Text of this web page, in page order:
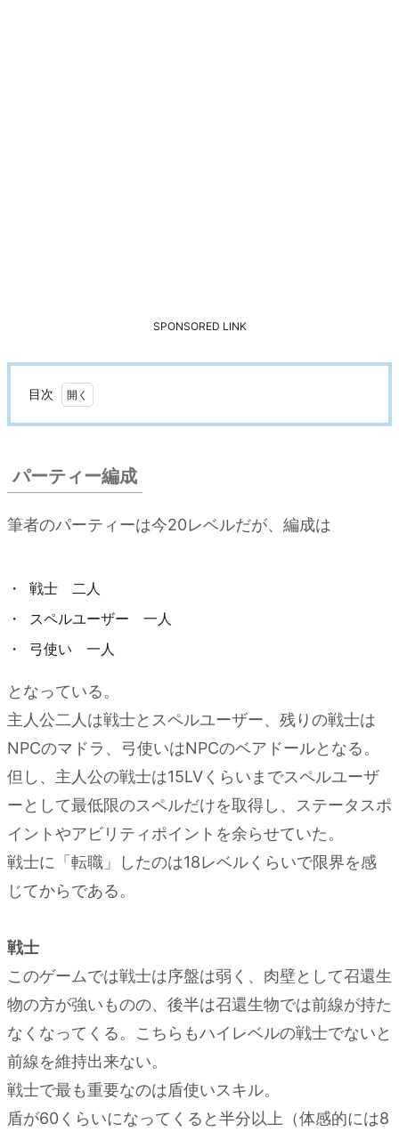
SPONSORED LINK
目次
1.
ー
テ
ィ
ー
成
2.
方法
3.
戦闘
4.
難易
度
5.
探索
6.
詰ま
りそ
うな
場所
のヒ
ント
パーティー編成
筆者のパーティーは今20レベルだが、編成は
戦士 二人
スペルユーザー 一人
弓使い 一人
となっている。
主人公二人は戦士とスペルユーザー、残りの戦士は
NPCのマドラ、弓使いはNPCのベアドールとなる。
但し、主人公の戦士は15LVくらいまでスペルユーザ
ーとして最低限のスペルだけを取得し、ステータスポ
イントやアビリティポイントを余らせていた。
戦士に「転職」したのは18レベルくらいで限界を感
じてからである。
戦士
このゲームでは戦士は序盤は弱く、肉壁として召還生
物の方が強いものの、後半は召還生物では前線が持た
なくなってくる。こちらもハイレベルの戦士でないと
前線を維持出来ない。
戦士で最も重要なのは盾使いスキル。
盾が60くらいになってくると半分以上（体感的には8